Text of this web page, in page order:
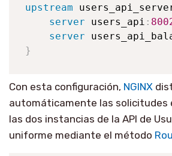
upstream
server users_api :
server
}
Con esta configuración, NGINX
automáticamente las
las dos instancias de la API de
uniforme mediante el método